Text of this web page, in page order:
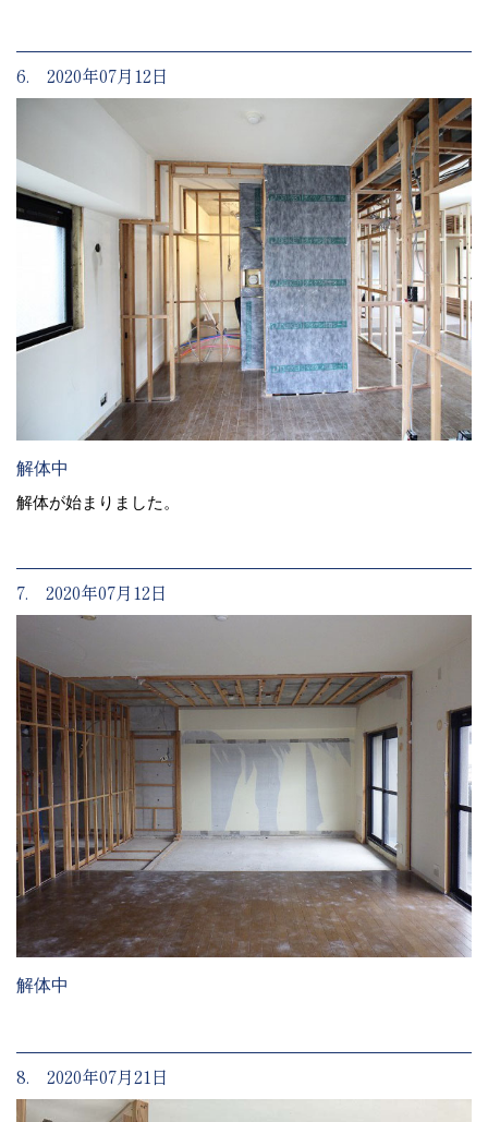
6. 2020年07月12日
解体中
解体が始まりました。
7. 2020年07月12日
解体中
8. 2020年07月21日